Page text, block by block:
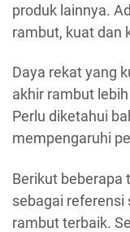
produk lainnya.
rambut, kuat dan
Daya rekat yang
akhir rambut
Perlu diketahui
mempengaruhi
Berikut beberapa
sebagai referensi
rambut terbaik.